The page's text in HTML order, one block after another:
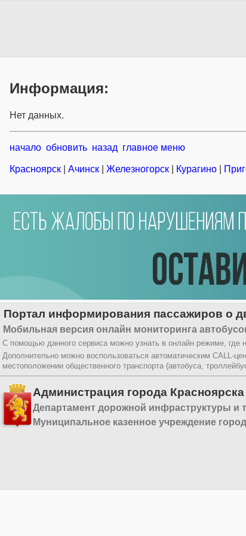
Информация:
Нет данных.
начало обновить назад главное меню
Красноярск Ачинск Железногорск Курагино
Портал информирования пассажиров о
Мобильная версия онлайн мониторинга
С помощью данного сервиса можно узнать в онлайн режиме, где
Дополнительно можно воспользоваться автоматическим CALL-
местоположении общественного транспорта (автобуса,
Администрация города Красноярска
Департамент дорожной инфраструктуры и
Муниципальное казенное учреждение